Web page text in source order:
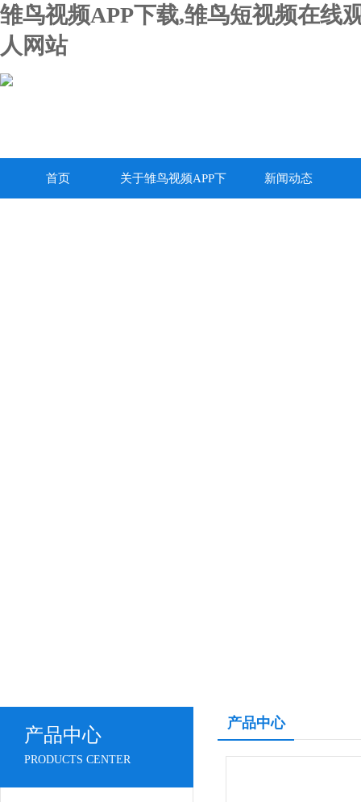
雏鸟视频APP下载,雏鸟短视频在线
人网站
首页 关于雏鸟视频APP下 新闻动态
产品中心
PRODUCTS CENTER
产品中心